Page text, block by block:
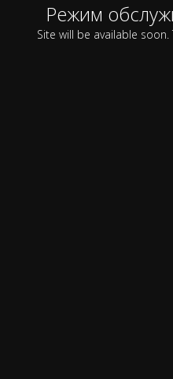
Режим
Site will be available